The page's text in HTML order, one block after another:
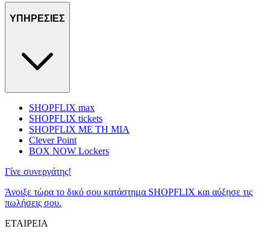
ΥΠΗΡΕΣΙΕΣ
SHOPFLIX max
SHOPFLIX tickets
SHOPFLIX ΜΕ ΤΗ ΜΙΑ
Clever Point
BOX NOW Lockers
Γίνε συνεργάτης!
Άνοιξε τώρα το δικό σου κατάστημα SHOPFLIX και αύξησε τις
πωλήσεις σου.
ΕΤΑΙΡΕΙΑ